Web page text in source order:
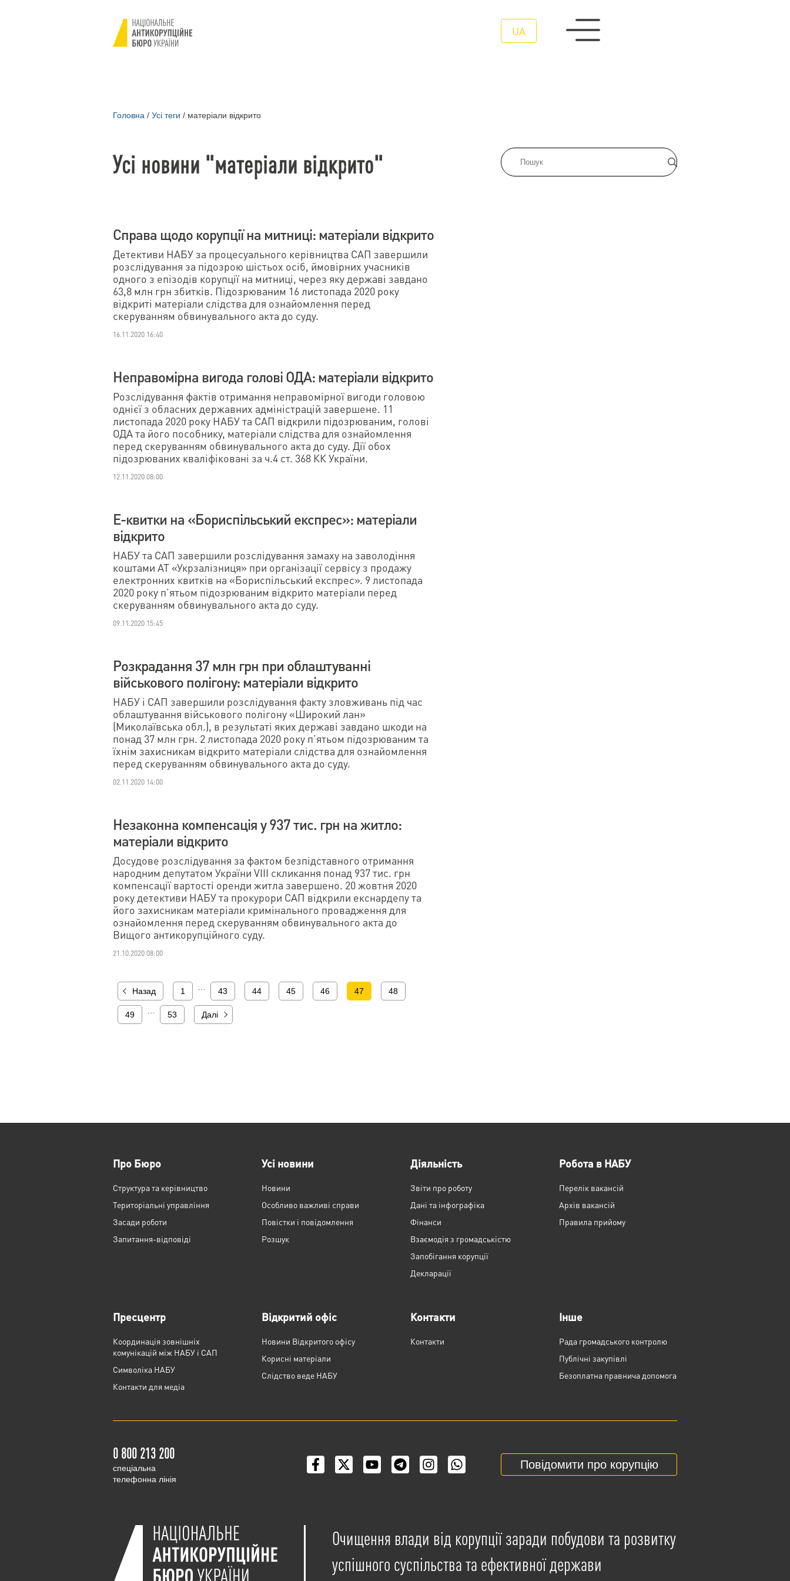
UA
Головна / Усі теги / матеріали відкрито
Усі новини "матеріали відкрито"
Справа щодо корупції на митниці: матеріали відкрито
Детективи НАБУ за процесуального керівництва САП завершили
розслідування за підозрою шістьох осіб, ймовірних учасників
одного з епізодів корупції на митниці, через яку державі завдано
63,8 млн грн збитків. Підозрюваним 16 листопада 2020 року
відкриті матеріали слідства для ознайомлення перед
скеруванням обвинувального акта до суду.
16.11.2020 16:40
Неправомірна вигода голові ОДА: матеріали відкрито
Розслідування фактів отримання неправомірної вигоди головою
однієї з обласних державних адміністрацій завершене. 11
листопада 2020 року НАБУ та САП відкрили підозрюваним, голові
ОДА та його пособнику, матеріали слідства для ознайомлення
перед скеруванням обвинувального акта до суду. Дії обох
підозрюваних кваліфіковані за ч.4 ст. 368 КК України.
12.11.2020 08:00
Е-квитки на «Бориспільський експрес»: матеріали
відкрито
НАБУ та САП завершили розслідування замаху на заволодіння
коштами АТ «Укрзалізниця» при організації сервісу з продажу
електронних квитків на «Бориспільський експрес». 9 листопада
2020 року п’ятьом підозрюваним відкрито матеріали перед
скеруванням обвинувального акта до суду.
09.11.2020 15:45
Розкрадання 37 млн грн при облаштуванні
військового полігону: матеріали відкрито
НАБУ і САП завершили розслідування факту зловживань під час
облаштування військового полігону «Широкий лан»
(Миколаївська обл.), в результаті яких державі завдано шкоди на
понад 37 млн грн. 2 листопада 2020 року п’ятьом підозрюваним та
їхнім захисникам відкрито матеріали слідства для ознайомлення
перед скеруванням обвинувального акта до суду.
02.11.2020 14:00
Незаконна компенсація у 937 тис. грн на житло:
матеріали відкрито
Досудове розслідування за фактом безпідставного отримання
народним депутатом України VIII скликання понад 937 тис. грн
компенсації вартості оренди житла завершено. 20 жовтня 2020
року детективи НАБУ та прокурори САП відкрили екснардепу та
його захисникам матеріали кримінального провадження для
ознайомлення перед скеруванням обвинувального акта до
Вищого антикорупційного суду.
21.10.2020 08:00
Назад 1 43 44 45 46 47 48
49 53 Далі
Про Бюро
Структура та керівництво
Територіальні управління
Засади роботи
Запитання-відповіді
Усі новини
Новини
Особливо важливі справи
Повістки і повідомлення
Розшук
Діяльність
Звіти про роботу
Дані та інфографіка
Фінанси
Взаємодія з громадськістю
Запобігання корупції
Декларації
Робота в НАБУ
Перелік вакансій
Архів вакансій
Правила прийому
Пресцентр
Координація зовнішніх
комунікацій між НАБУ і САП
Cимволіка НАБУ
Контакти для медіа
Відкритий офіс
Новини Відкритого офісу
Корисні матеріали
Слідство веде НАБУ
Контакти
Контакти
Інше
Рада громадського контролю
Публічні закупівлі
Безоплатна правнича допомога
0 800 213 200
cпеціальна
телефонна лінія
Повідомити про корупцію
Очищення влади від корупції заради побудови та розвитку
успішного суспільства та ефективної держави